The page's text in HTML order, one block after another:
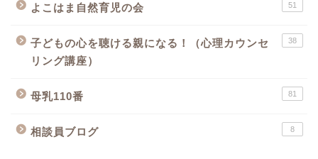
よこはま自然育児の会 51
子どもの心を聴ける親になる！（心理カウンセ
リング講座）
38
母乳110番 81
相談員ブログ 8